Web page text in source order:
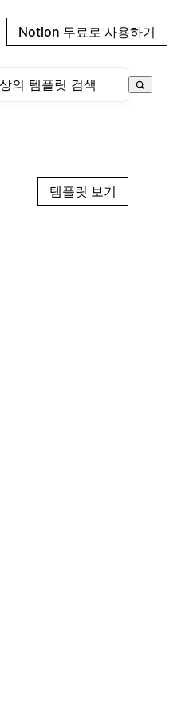
Notion 무료로 사용하기
템플릿 보기